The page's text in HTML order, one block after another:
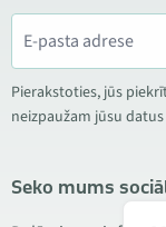
Pierakstoties, jūs
neizpaužam jūsu
Seko mums